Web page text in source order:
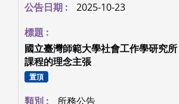
2025-10-23
國立臺灣師範大學社會工作學研究
課程的理念主張
置頂
所務公告